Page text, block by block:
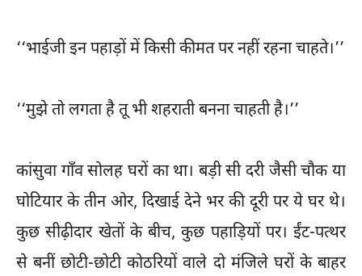
‘‘भाईजी इन पहाड़ों में किसी कीमत पर नहीं रहना चाहते।’’
‘‘मुझे तो लगता है तू भी शहराती बनना चाहती है।’’
कांसुवा गाँव सोलह घरों का था। बड़ी सी दरी जैसी चौक या
घोटियार के तीन ओर, दिखाई देने भर की दूरी पर ये घर थे।
कुछ सीढ़ीदार खेतों के बीच, कुछ पहाड़ियों पर। ईंट-पत्थर
से बनीं छोटी-छोटी कोठरियों वाले दो मंजिले घरों के बाहर